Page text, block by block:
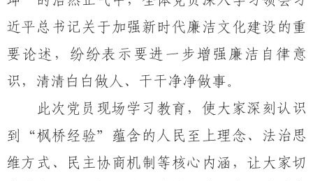
近平总书记关于加强新时代廉洁文化建设的重
要论述，纷纷表示要进一步增强廉洁自律意
识，清清白白做人、干干净净做事。
此次党员现场学习教育，使大家深刻认识
到
“枫桥经验”蕴含的人民至上理念、法治思
维方式、民主协商机制等核心内涵，让大家切